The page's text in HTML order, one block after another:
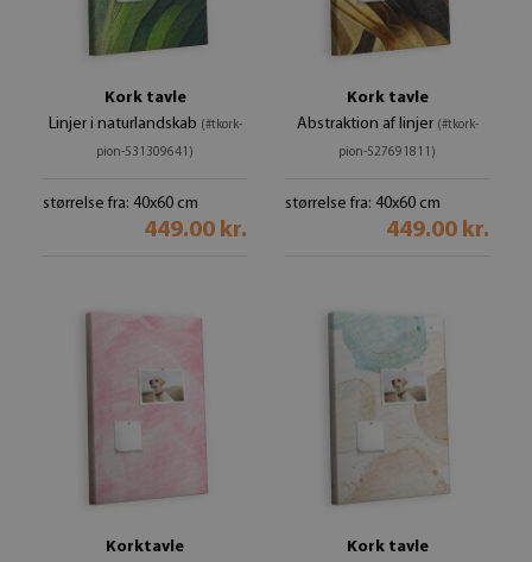
Kork tavle
Linjer i naturlandskab (#tkork-
pion-531309641)
størrelse fra: 40x60 cm
449.00 kr.
Kork tavle
Abstraktion af linjer (#tkork-
pion-527691811)
størrelse fra: 40x60 cm
449.00 kr.
Korktavle Kork tavle